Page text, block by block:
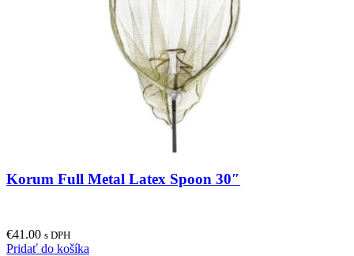
Korum Full Metal Latex Spoon 30″
€41.00 s DPH
Pridať do košíka